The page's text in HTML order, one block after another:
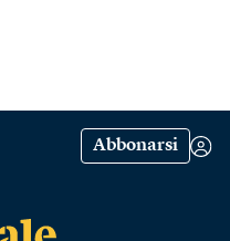
Abbonarsi